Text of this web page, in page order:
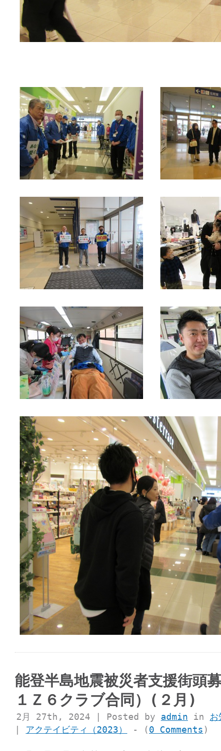
能登半島地震被災者支援街頭
１Ｚ６クラブ合同）(２月)
2月 27th, 2024 | Posted by admin in お
アクテイビティ（2023） - (0 Comments )